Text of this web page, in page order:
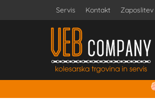
Servis Kontakt Zaposlitev